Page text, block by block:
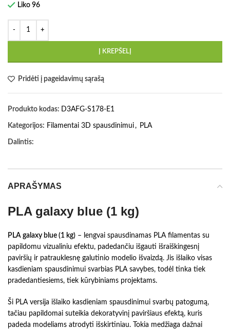
Liko 96
Į KREPŠELĮ
Pridėti į pageidavimų sąrašą
Produkto kodas: D3AFG-S178-E1
Kategorijos: Filamentai 3D spausdinimui, PLA
Dalintis:
APRAŠYMAS
PLA galaxy blue (1 kg)
PLA galaxy blue (1 kg) – lengvai spausdinamas PLA filamentas su
papildomu vizualiniu efektu, padedančiu išgauti išraiškingesnį
paviršių ir patrauklesnę galutinio modelio išvaizdą. Jis išlaiko visas
kasdieniam spausdinimui svarbias PLA savybes, todėl tinka tiek
pradedantiesiems, tiek kūrybiniams projektams.
Ši PLA versija išlaiko kasdieniam spausdinimui svarbų patogumą,
tačiau papildomai suteikia dekoratyvinį paviršiaus efektą, kuris
padeda modeliams atrodyti išskirtiniau. Tokia medžiaga dažnai